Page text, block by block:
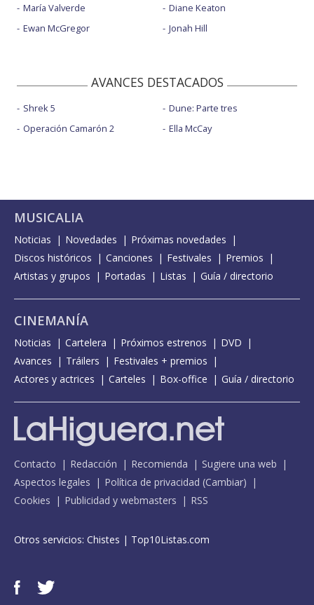
María Valverde
Ewan McGregor
Diane Keaton
Jonah Hill
AVANCES DESTACADOS
Shrek 5
Operación Camarón 2
Dune: Parte tres
Ella McCay
MUSICALIA
Noticias Novedades
Próximas novedades
Discos históricos
Canciones Festivales
Premios
Artistas y grupos
Portadas Listas Guía / directorio
CINEMANÍA
Noticias Cartelera Próximos estrenos
DVD
Avances
Tráilers
Festivales + premios
Actores y actrices
Carteles Box-office Guía / directorio
Contacto Redacción Recomienda
Sugiere una web
Aspectos legales
Política de privacidad (Cambiar)
Cookies
Publicidad y webmasters RSS
Otros servicios: Chistes | Top10Listas.com